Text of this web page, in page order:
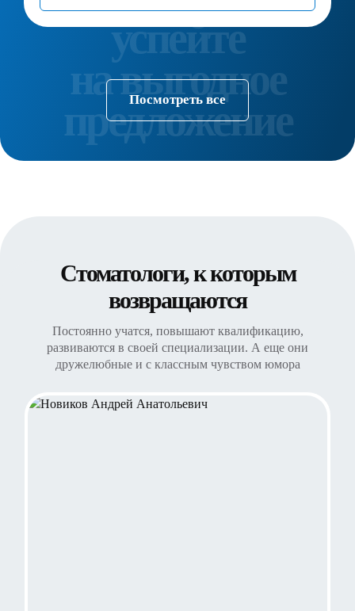
Посмотреть все
Стоматологи, к которым
возвращаются
Постоянно учатся, повышают квалификацию,
развиваются в своей специализации. А еще они
дружелюбные и с классным чувством юмора